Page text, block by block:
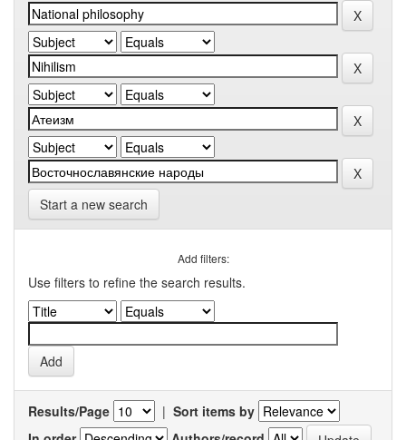
Start a new search
Add filters:
Use filters to refine the search results.
Results/Page | Sort items by